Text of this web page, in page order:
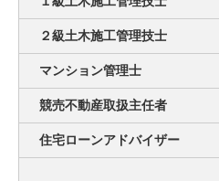
２級土木施工管理技士
マンション管理士
競売不動産取扱主任者
住宅ローンアドバイザー